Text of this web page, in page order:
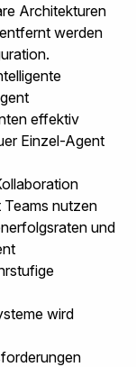
Architekturen
werden
effektiv
Einzel-Agent
nutzen
und
wird